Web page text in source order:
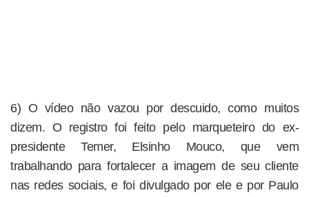
6) O vídeo não vazou por descuido, como muitos
dizem. O registro foi feito pelo marqueteiro do ex-
presidente Temer, Elsinho Mouco, que vem
trabalhando para fortalecer a imagem de seu cliente
nas redes sociais, e foi divulgado por ele e por Paulo